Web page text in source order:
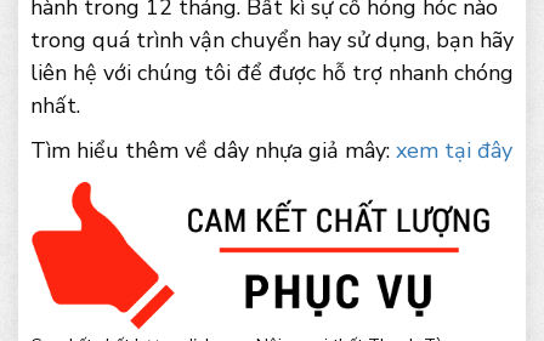
hành trong 12 tháng. Bất kì sự cố hỏng hóc nào
trong quá trình vận chuyển hay sử dụng, bạn hãy
liên hệ với chúng tôi để được hỗ trợ nhanh chóng
nhất.
Tìm hiểu thêm về dây nhựa giả mây: xem tại đây